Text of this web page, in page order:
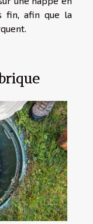
fin, afin que la